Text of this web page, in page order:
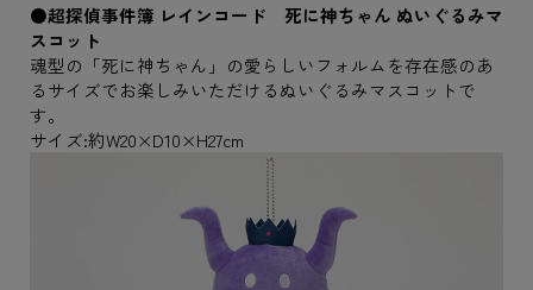
●超探偵事件簿 レインコード 死に神ちゃん ぬいぐるみマ
スコット
魂型の「死に神ちゃん」の愛らしいフォルムを存在感のあ
るサイズでお楽しみいただけるぬいぐるみマスコットで
す。
サイズ:約W20×D10×H27cm